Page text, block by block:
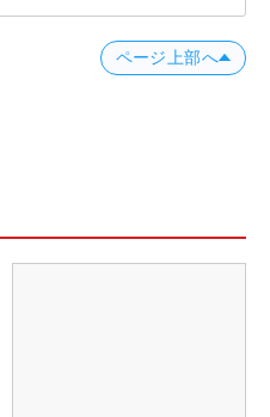
ページ上部へ